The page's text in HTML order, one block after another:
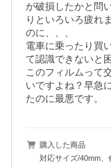
が破損したかと問
りといろいろ疲れ
のに、、、
電車に乗ったり買
て認識できないと
このフィルムって
いですよね？早急
たのに最悪です。
購入した商品
対応サイズ/40mm、